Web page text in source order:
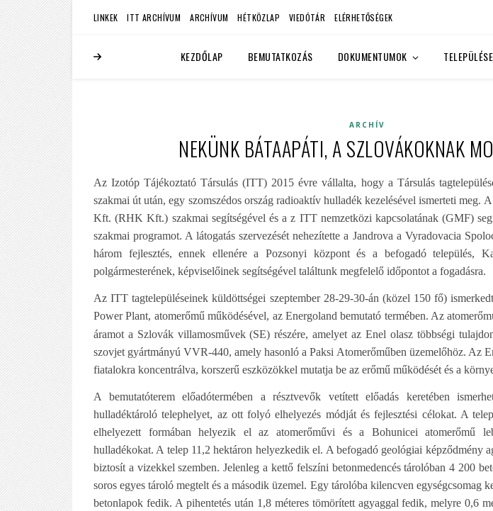
LINKEK ITT ARCHÍVUM ARCHÍVUM HÉTKÖZLAP VIEDÓTÁR ELÉRHETŐSÉGEK
KEZDŐLAP BEMUTATKOZÁS DOKUMENTUMOK
ARCHÍV
NEKÜNK BÁTAAPÁTI, A SZLOVÁKOKNAK
Az Izotóp Tájékoztató Társulás (ITT) 2015 évre vállalta, hogy a Társulás
szakmai út után, egy szomszédos ország radioaktív hulladék kezelésével ismerteti meg.
Kft. (RHK Kft.) szakmai segítségével és a z ITT nemzetközi kapcsolatának (GMF)
szakmai programot. A látogatás szervezését nehezítette a Jandrova a Vyradovacia
három fejlesztés, ennek ellenére a Pozsonyi központ és a befogadó település,
polgármesterének, képviselőinek segítségével találtunk megfelelő időpontot a fogadásra.
Az ITT tagtelepüléseinek küldöttségei szeptember 28-29-30-án (közel 150 fő)
Power Plant, atomerőmű működésével, az Energoland bemutató termében. Az
áramot a Szlovák villamosművek (SE) részére, amelyet az Enel olasz többségi
szovjet gyártmányú VVR-440, amely hasonló a Paksi Atomerőműben üzemelőhöz. Az
fiatalokra koncentrálva, korszerű eszközökkel mutatja be az erőmű működését és a
A bemutatóterem előadótermében a résztvevők vetített előadás keretében
hulladéktároló telephelyet, az ott folyó elhelyezés módját és fejlesztési célokat. A
elhelyezett formában helyezik el az atomerőművi és a Bohunicei atomerőmű
hulladékokat. A telep 11,2 hektáron helyezkedik el. A befogadó geológiai képződmény
biztosít a vizekkel szemben. Jelenleg a kettő felszíni betonmedencés tárolóban 4 200
soros egyes tároló megtelt és a második üzemel. Egy tárolóba kilencven egységcsomag
betonlapok fedik. A pihentetés után 1,8 méteres tömörített agyaggal fedik, melyre 0,6